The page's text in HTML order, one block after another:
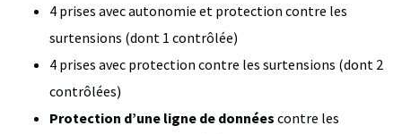
4 prises avec autonomie et protection contre les
surtensions (dont 1 contrôlée)
4 prises avec protection contre les surtensions (dont 2
contrôlées)
Protection d’une ligne de données contre les